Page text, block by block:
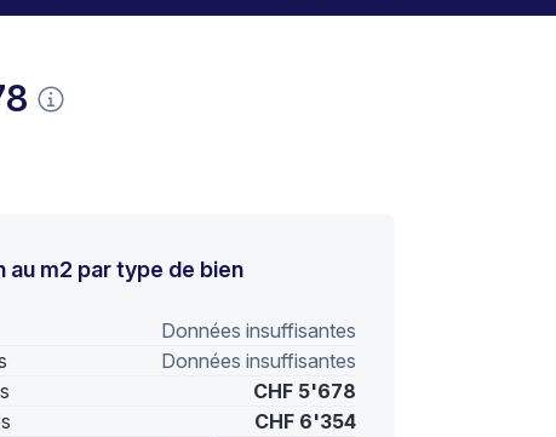
au m2 par type de bien
Données insuffisantes
Données insuffisantes
CHF 5'678
CHF 6'354